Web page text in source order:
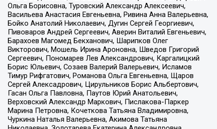
Ольга Борисовна, Туровский Александр Алексеевич,
Васильева Анастасия Евгеньевна, Ривина Анна Валерьевна,
Бойко Анатолий Николаевич, Дугин Сергей Георгиевич,
Пивоваров Андрей Сергеевич, Аверин Виталий Евгеньевич,
Барахоев Магомед Бекханович, Шарипков Олег
Викторович, Мошель Ирина Ароновна, Шведов Григорий
Сергеевич, Пономарев Лев Александрович, Каргалицкий
Борис Юльевич, Созаев Валерий Валерьевич, Исламов
Тимур Рифгатович, Романова Ольга Евгеньевна, Щаров
Сергей Алексадрович, Цирульников Борис Альбертович,
Гасан Ольга Павловна, Паутов Юрий Анатольевич,
Верховский Александр Маркович, Пислакова-Паркер
Марина Петровна, Кочеткова Татьяна Владимировна,
Чуркина Наталья Валерьевна, Акимова Татьяна